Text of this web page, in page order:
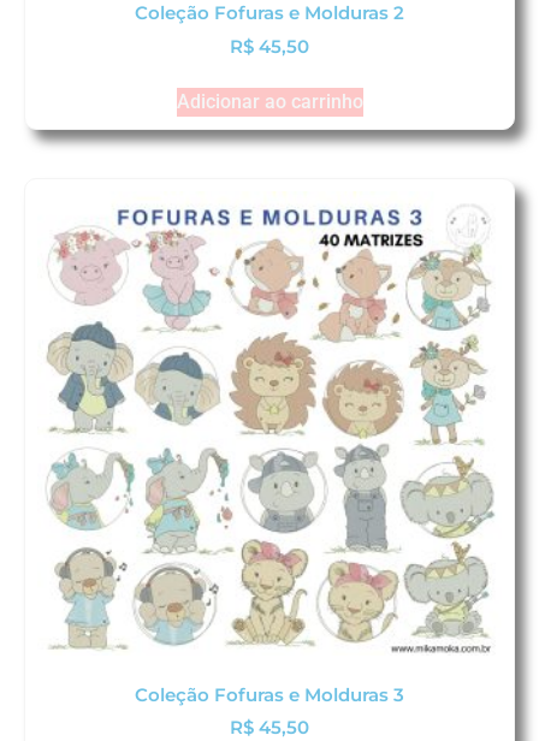
Coleção Fofuras e Molduras 2
R$ 45,50
Adicionar ao carrinho
Coleção Fofuras e Molduras 3
R$ 45,50